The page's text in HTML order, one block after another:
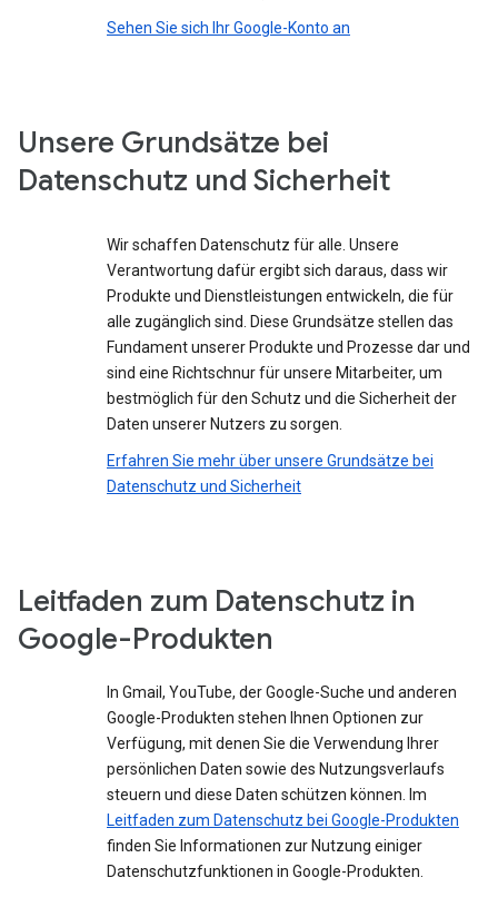
Sehen Sie sich Ihr Google-Konto an
Unsere Grundsätze bei
Datenschutz und Sicherheit
Wir schaffen Datenschutz für alle. Unsere
Verantwortung dafür ergibt sich daraus, dass wir
Produkte und Dienstleistungen entwickeln, die für
alle zugänglich sind. Diese Grundsätze stellen das
Fundament unserer Produkte und Prozesse dar und
sind eine Richtschnur für unsere Mitarbeiter, um
bestmöglich für den Schutz und die Sicherheit der
Daten unserer Nutzers zu sorgen.
Erfahren Sie mehr über unsere Grundsätze bei
Datenschutz und Sicherheit
Leitfaden zum Datenschutz in
Google-Produkten
In Gmail, YouTube, der Google-Suche und anderen
Google-Produkten stehen Ihnen Optionen zur
Verfügung, mit denen Sie die Verwendung Ihrer
persönlichen Daten sowie des Nutzungsverlaufs
steuern und diese Daten schützen können. Im
Leitfaden zum Datenschutz bei Google-Produkten
finden Sie Informationen zur Nutzung einiger
Datenschutzfunktionen in Google-Produkten.